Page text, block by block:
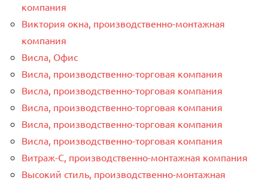
компания
Виктория окна, производственно-монтажная
компания
Висла, Офис
Висла, производственно-торговая компания
Висла, производственно-торговая компания
Висла, производственно-торговая компания
Висла, производственно-торговая компания
Висла, производственно-торговая компания
Витраж-С, производственно-монтажная компания
Высокий стиль, производственно-монтажная